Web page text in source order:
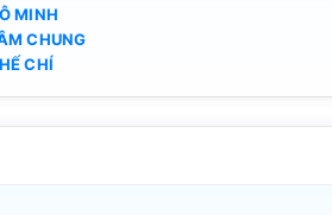
MINH
CHUNG
CHÍ